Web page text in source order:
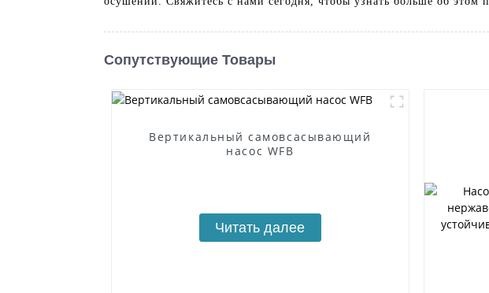
Сопутствующие Товары
Вертикальный самовсасывающий
насос WFB
Читать далее